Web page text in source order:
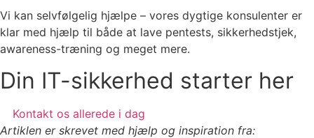
Vi kan selvfølgelig hjælpe – vores dygtige konsulenter er
klar med hjælp til både at lave pentests, sikkerhedstjek,
awareness-træning og meget mere.
Din IT-sikkerhed starter her
Kontakt os allerede i dag
Artiklen er skrevet med hjælp og inspiration fra: